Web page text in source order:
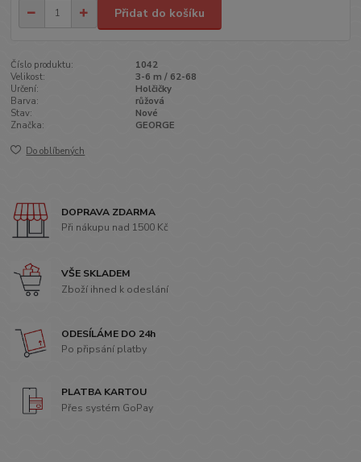
Přidat do košíku
Číslo produktu:
1042
Velikost:
3-6 m / 62-68
Určení:
Holčičky
Barva:
růžová
Stav:
Nové
Značka:
GEORGE
Do oblíbených
DOPRAVA ZDARMA
Při nákupu nad 1500 Kč
VŠE SKLADEM
Zboží ihned k odeslání
ODESÍLÁME DO 24h
Po připsání platby
PLATBA KARTOU
Přes systém GoPay